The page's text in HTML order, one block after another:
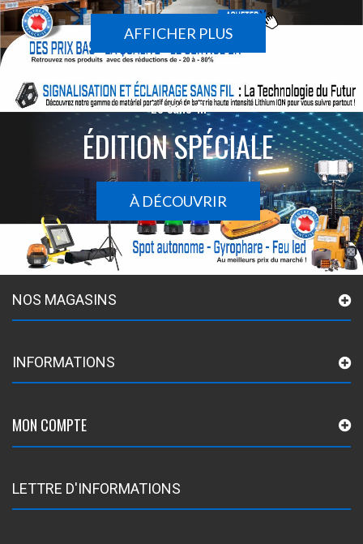
AFFICHER PLUS
Le sans-fil
ÉDITION SPÉCIALE
À DÉCOUVRIR
NOS MAGASINS
INFORMATIONS
MON COMPTE
LETTRE D'INFORMATIONS